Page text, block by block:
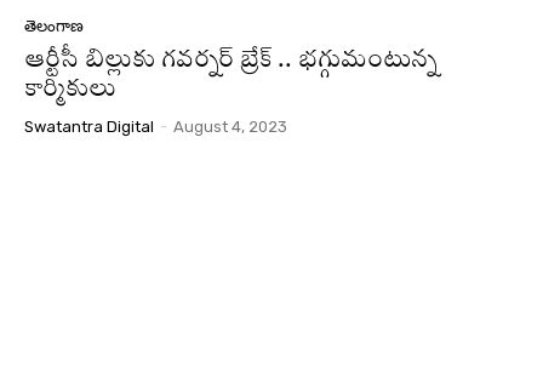
తెలంగాణ
ఆర్టీసీ బిల్లుకు గవర్నర్ బ్రేక్ .. భగ్గుమంటున్న
కార్మికులు
Swatantra Digital - August 4, 2023